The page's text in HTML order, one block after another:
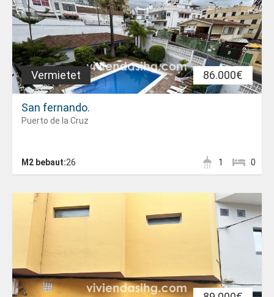
86.000€
Vermietet
San fernando.
Puerto de la Cruz
M2 bebaut:26 0
1